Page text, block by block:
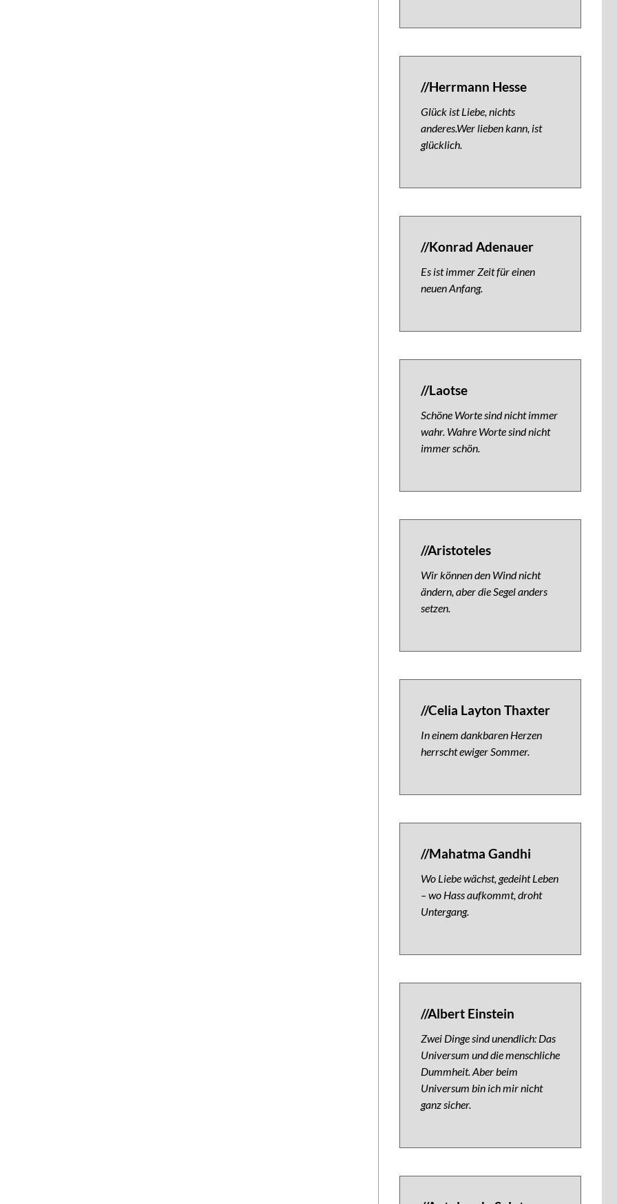
//Herrmann Hesse
Glück ist Liebe, nichts
anderes.Wer lieben kann, ist
glücklich.
//Konrad Adenauer
Es ist immer Zeit für einen
neuen Anfang.
//Laotse
Schöne Worte sind nicht immer
wahr. Wahre Worte sind nicht
immer schön.
//Aristoteles
Wir können den Wind nicht
ändern, aber die Segel anders
setzen.
//Celia Layton Thaxter
In einem dankbaren Herzen
herrscht ewiger Sommer.
//Mahatma Gandhi
Wo Liebe wächst, gedeiht Leben
– wo Hass aufkommt, droht
Untergang.
//Albert Einstein
Zwei Dinge sind unendlich: Das
Universum und die menschliche
Dummheit. Aber beim
Universum bin ich mir nicht
ganz sicher.